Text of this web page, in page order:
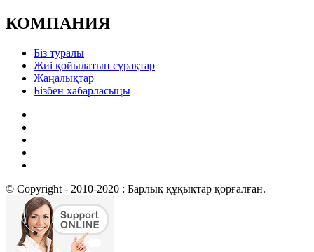
КОМПАНИЯ
Біз туралы
Жиі қойылатын сұрақтар
Жаңалықтар
Бізбен хабарласыңы
© Copyright - 2010-2020 : Барлық құқықтар қорғалған.